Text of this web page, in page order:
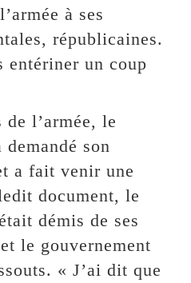
à ses
républicaines.
entériner un coup
l’armée, le
son
a fait venir une
document, le
démis de ses
le gouvernement
« J’ai dit que